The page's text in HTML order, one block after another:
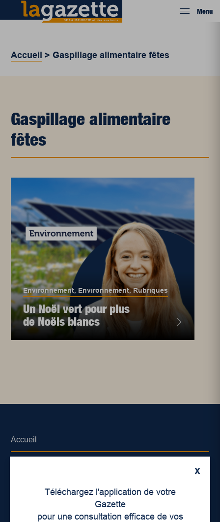
Menu
Accueil > Gaspillage alimentaire fêtes
Gaspillage alimentaire
fêtes
Environnement, Environnement,Rubriques
Un Noël vert pour plus
de Noëls blancs
X
Téléchargez l'application de votre
Gazette
pour une consultation efficace de vos
Accueil
Déontologie et confidentialité